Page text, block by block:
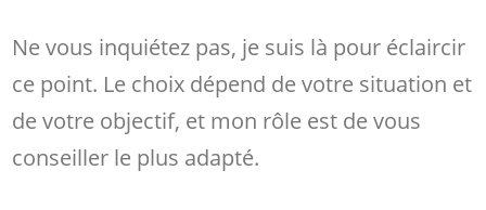
Ne vous inquiétez pas, je suis là pour éclaircir
ce point. Le choix dépend de votre situation et
de votre objectif, et mon rôle est de vous
conseiller le plus adapté.